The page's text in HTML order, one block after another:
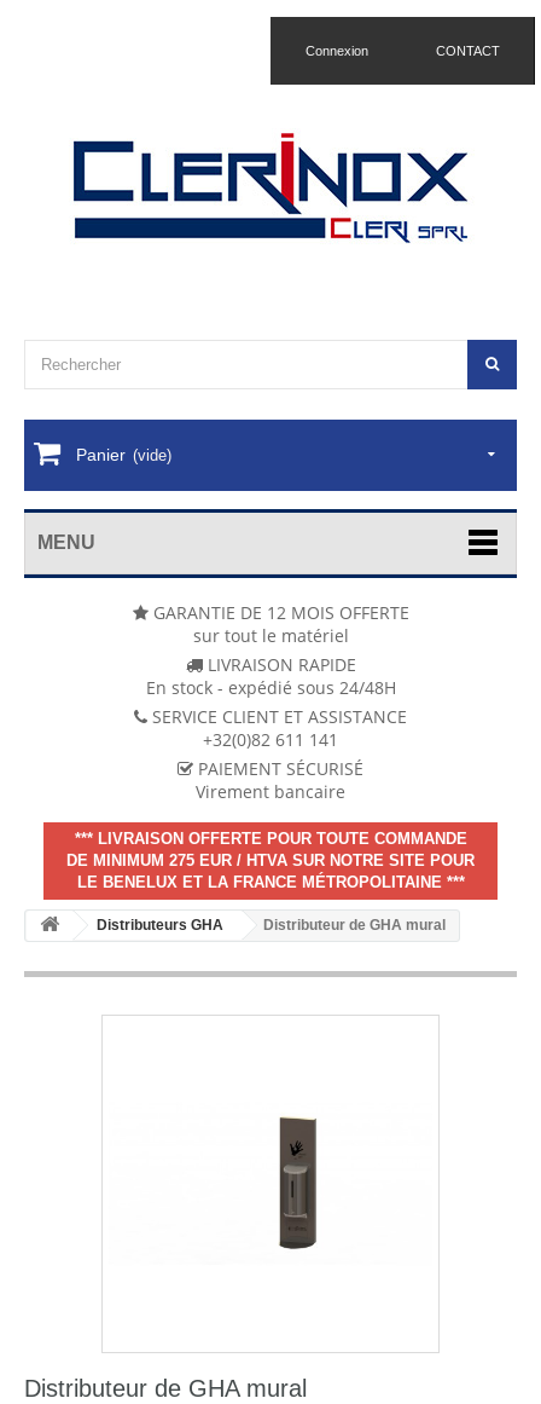
CONTACT
Connexion
Panier (vide)
MENU
GARANTIE DE 12 MOIS OFFERTE
sur tout le matériel
LIVRAISON RAPIDE
En stock - expédié sous 24/48H
SERVICE CLIENT ET ASSISTANCE
+32(0)82 611 141
PAIEMENT SÉCURISÉ
Virement bancaire
*** LIVRAISON OFFERTE POUR TOUTE COMMANDE
DE MINIMUM 275 EUR / HTVA SUR NOTRE SITE POUR
LE BENELUX ET LA FRANCE MÉTROPOLITAINE ***
Distributeurs GHA Distributeur de GHA mural
Distributeur de GHA mural